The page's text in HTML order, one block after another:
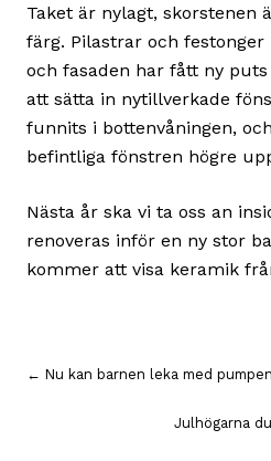
Taket är nylagt, skorstenen
färg. Pilastrar och
och fasaden har fått ny
att sätta in nytillverkade
funnits i bottenvåningen,
befintliga fönstren högre
Nästa år ska vi ta oss an
renoveras inför en ny stor
kommer att visa keramik
Inläggsnavigering
← Nu kan barnen leka med
Julhögarna